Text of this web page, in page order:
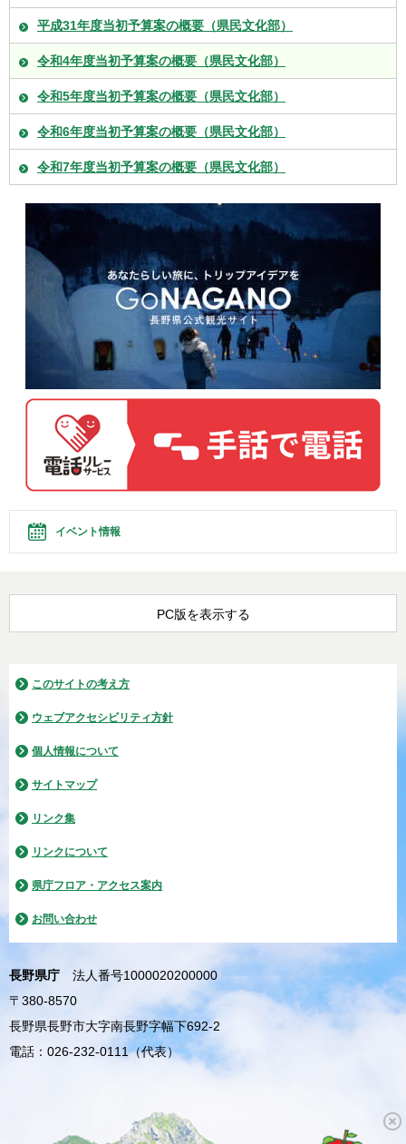
平成31年度当初予算案の概要（県民文化部）
令和4年度当初予算案の概要（県民文化部）
令和5年度当初予算案の概要（県民文化部）
令和6年度当初予算案の概要（県民文化部）
令和7年度当初予算案の概要（県民文化部）
イベント情報
PC版を表示する
このサイトの考え方
ウェブアクセシビリティ方針
個人情報について
サイトマップ
リンク集
リンクについて
県庁フロア・アクセス案内
お問い合わせ
長野県庁
法人番号1000020200000
〒380-8570
長野県長野市大字南長野字幅下692-2
電話：026-232-0111（代表）